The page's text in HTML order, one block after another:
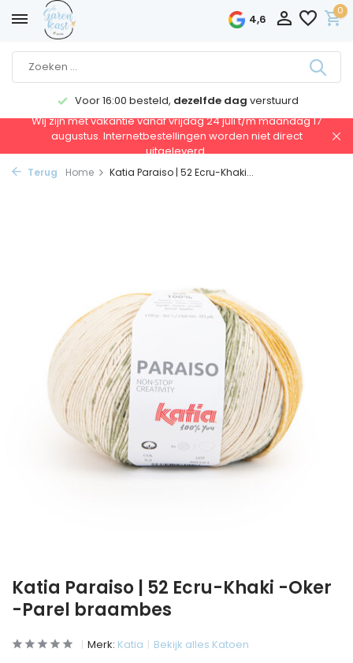
4,6
0
Voor 16:00 besteld, dezelfde dag verstuurd
Wij zijn met vakantie vanaf vrijdag 24 juli t/m maandag 17
augustus. Internetbestellingen worden niet direct
uitgeleverd.
Terug Home Katia Paraiso | 52 Ecru-Khaki...
Katia Paraiso | 52 Ecru-Khaki -Oker
-Parel braambes
Merk: Katia Bekijk alles Katoen